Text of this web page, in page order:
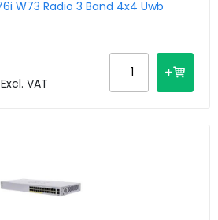
W73 Radio 3 Band 4x4 Uwb
Excl. VAT